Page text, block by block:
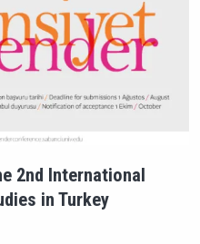
2nd International
in Turkey